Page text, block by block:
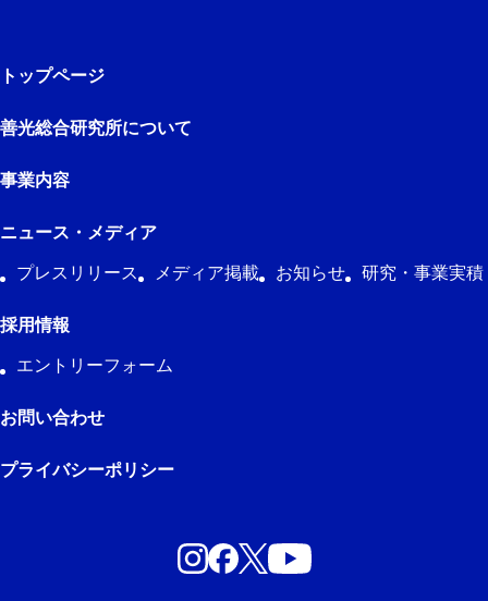
トップページ
善光総合研究所について
事業内容
ニュース・メディア
プレスリリース メディア掲載 お知らせ 研究・事業実積
採用情報
エントリーフォーム
お問い合わせ
プライバシーポリシー